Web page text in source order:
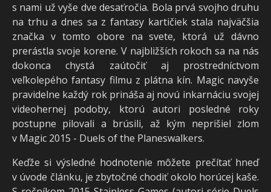
s nami už vyše dve desaťročia. Bola prvá svojho druhu
na trhu a dnes sa z fantasy kartičiek stala najväčšia
značka v tomto obore na svete, ktorá už dávno
prerástla svoje korene. V najbližších rokoch sa na nás
dokonca chystá zaútočiť aj prostredníctvom
veľkolepého fantasy filmu z plátna kín. Magic navyše
pravidelne každý rok prináša aj novú inkarnáciu svojej
videohernej podoby, ktorú autori posledné roky
postupne pilovali a brúsili, až kým neprišiel zlom
v Magic 2015 - Duels of the Planeswalkers.
Keďže si výsledné hodnotenie môžete prečítať hneď
v úvode článku, je zbytočné chodiť okolo horúcej kaše.